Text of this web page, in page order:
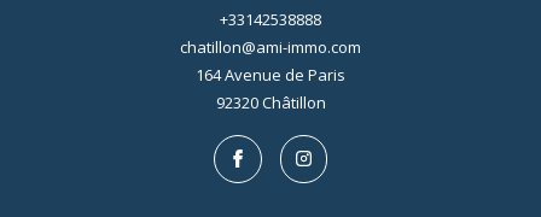
+33142538888
chatillon@ami-immo.com
164 Avenue de Paris
92320 châtillon